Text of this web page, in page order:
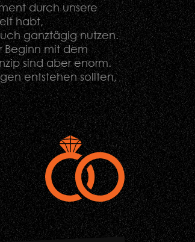
durch unsere
habt,
ganztägig nutzen.
Beginn mit dem
sind aber enorm.
entstehen sollten,